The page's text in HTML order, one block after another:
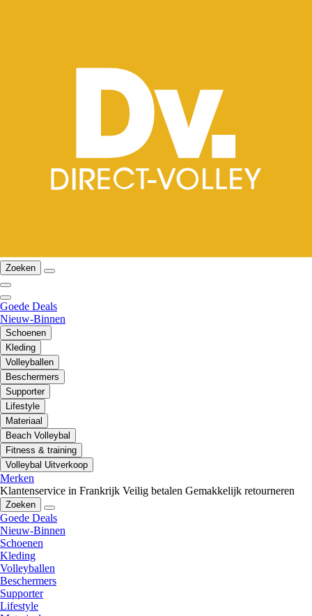
Zoeken
Goede Deals
Nieuw-Binnen
Schoenen
Kleding
Volleyballen
Beschermers
Supporter
Lifestyle
Materiaal
Beach Volleybal
Fitness & training
Volleybal Uitverkoop
Merken
Klantenservice in Frankrijk Veilig betalen Gemakkelijk retourneren
Zoeken
Goede Deals
Nieuw-Binnen
Schoenen
Kleding
Volleyballen
Beschermers
Supporter
Lifestyle